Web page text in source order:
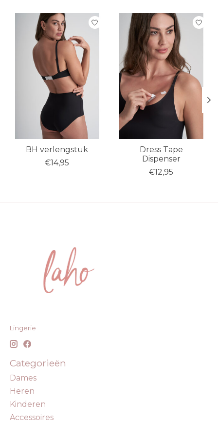
Items van productcarrousel
BH verlengstuk
€14,95
Dress Tape
Dispenser
€12,95
Lingerie
Categorieën
Dames
Heren
Kinderen
Accessoires